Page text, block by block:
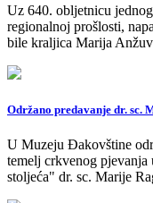
Uz 640. obljetnicu
regionalnoj prošlosti,
bile kraljica Marija
Održano predavanje dr. sc.
U Muzeju Đakovštine
temelj crkvenog
stoljeća" dr. sc. Marije